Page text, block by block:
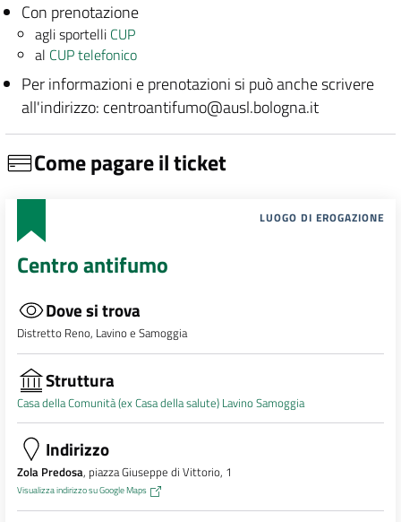
Con prenotazione
agli sportelli CUP
al CUP telefonico
Per informazioni e prenotazioni si può anche scrivere
all'indirizzo: centroantifumo@ausl.bologna.it
Come pagare il ticket
LUOGO DI EROGAZIONE
Centro antifumo
Dove si trova
Distretto Reno, Lavino e Samoggia
Struttura
Casa della Comunità (ex Casa della salute) Lavino Samoggia
Indirizzo
Zola Predosa, piazza Giuseppe di Vittorio, 1
Visualizza indirizzo su Google Maps